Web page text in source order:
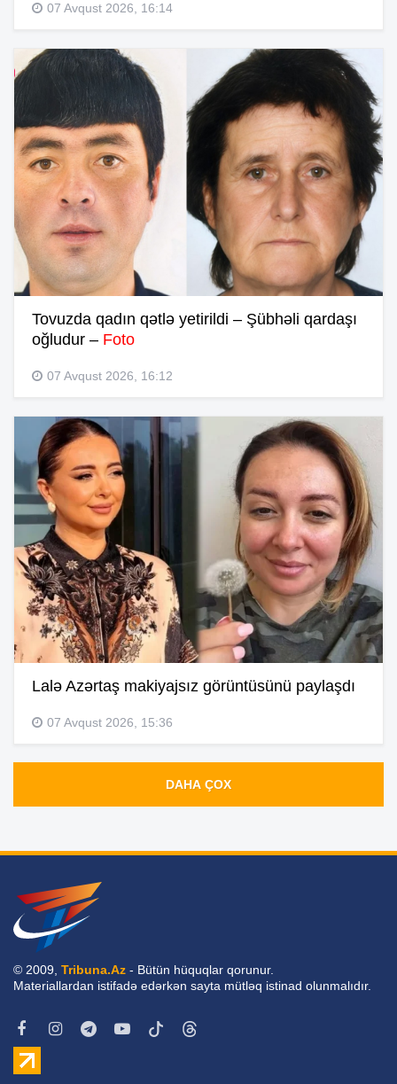
07 Avqust 2026, 16:14
Tovuzda qadın qətlə yetirildi – Şübhəli qardaşı
oğludur – Foto
07 Avqust 2026, 16:12
Lalə Azərtaş makiyajsız görüntüsünü paylaşdı
07 Avqust 2026, 15:36
DAHA ÇOX
© 2009, Tribuna.Az - Bütün hüquqlar qorunur.
Materiallardan istifadə edərkən sayta mütləq istinad olunmalıdır.